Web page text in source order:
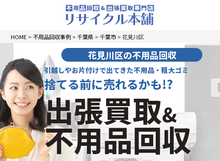
HOME > 不用品回収事例 >千葉県 >千葉市 >花見川区
花見川区の不用品回収
引越しやお片付けで出てきた不用品・粗大ゴミ
捨てる前に売れるかも!?
出張買取&
不用品回収